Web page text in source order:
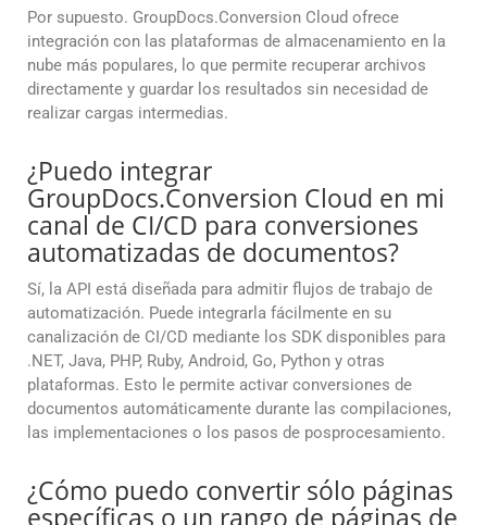
Por supuesto. GroupDocs.Conversion Cloud ofrece
integración con las plataformas de almacenamiento en la
nube más populares, lo que permite recuperar archivos
directamente y guardar los resultados sin necesidad de
realizar cargas intermedias.
¿Puedo integrar
GroupDocs.Conversion Cloud en mi
canal de CI/CD para conversiones
automatizadas de documentos?
Sí, la API está diseñada para admitir flujos de trabajo de
automatización. Puede integrarla fácilmente en su
canalización de CI/CD mediante los SDK disponibles para
.NET, Java, PHP, Ruby, Android, Go, Python y otras
plataformas. Esto le permite activar conversiones de
documentos automáticamente durante las compilaciones,
las implementaciones o los pasos de posprocesamiento.
¿Cómo puedo convertir sólo páginas
específicas o un rango de páginas de